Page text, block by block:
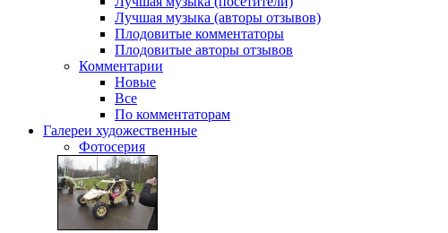
Лучшая музыка (авторы отзывов)
Плодовитые комментаторы
Плодовитые авторы отзывов
Комментарии
Новые
Все
По комментаторам
Галереи художественные
Фотосерия